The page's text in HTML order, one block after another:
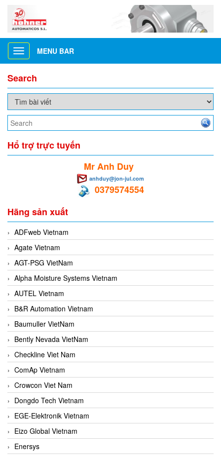
Toggle
navigation
MENU BAR
Search
Hổ trợ trực tuyến
Mr Anh Duy
anhduy@jon-jul.com
0379574554
Hãng sản xuất
ADFweb Vietnam
Agate Vietnam
AGT-PSG VietNam
Alpha Moisture Systems Vietnam
AUTEL Vietnam
B&R Automation Vietnam
Baumuller VietNam
Bently Nevada VietNam
Checkline Viet Nam
ComAp Vietnam
Crowcon Viet Nam
Dongdo Tech Vietnam
EGE-Elektronik Vietnam
Eizo Global Vietnam
Enersys